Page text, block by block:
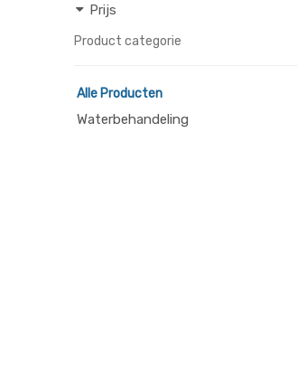
Prijs
Product categorie
Alle Producten
Waterbehandeling